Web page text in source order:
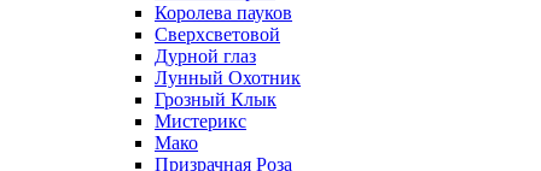
Королева пауков
Сверхсветовой
Дурной глаз
Лунный Охотник
Грозный Клык
Мистерикс
Мако
Призрачная Роза